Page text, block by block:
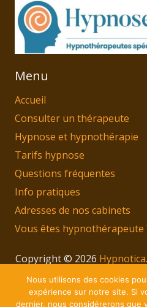
Menu
Accueil
Consulter un thérapeute
Hypnose et hypnothérapie
Tarifs hypnose
Questions fréquentes
Info pratiques
Adresses de nos cabinets
Vous êtes hypnothérapeute
Copyright © 2026
Privium – Des services
Pour psychologues,
Nous utilisons des cookies
expérience sur notre site. Si
dernier, nous considérerons que